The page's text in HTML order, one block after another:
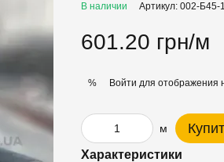
В наличии Артикул: 002-Б45-
601.20 грн/м
% Войти для отображения
м
Характеристики